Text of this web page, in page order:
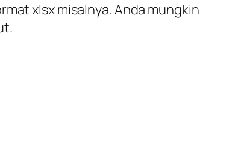
xlsx misalnya. Anda mungkin